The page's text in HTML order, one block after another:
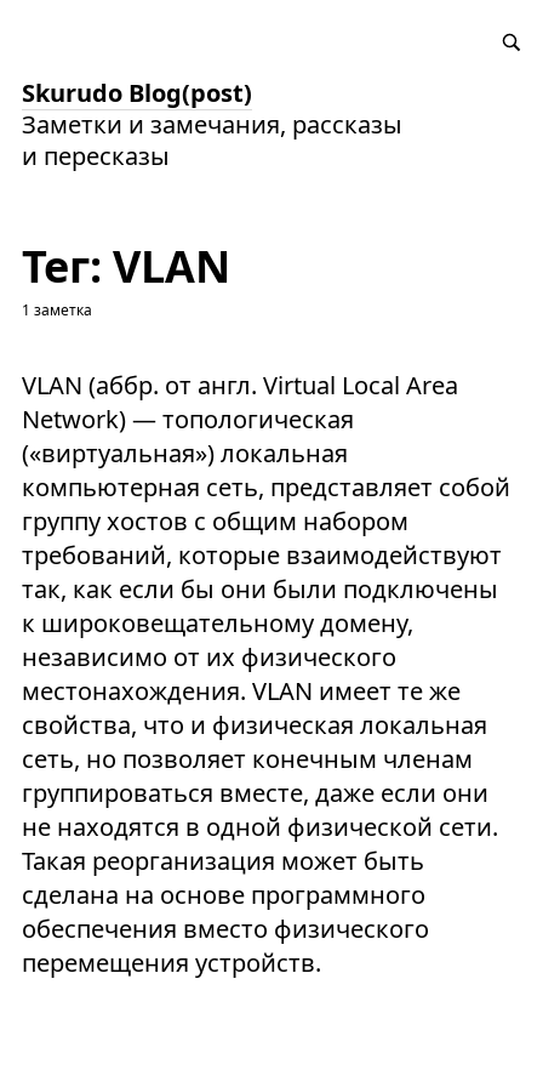
Skurudo Blog(post)
Заметки и замечания, рассказы
и пересказы
Тег: VLAN
1 заметка
VLAN (аббр. от англ. Virtual Local Area
Network) — топологическая
(«виртуальная») локальная
компьютерная сеть, представляет собой
группу хостов с общим набором
требований, которые взаимодействуют
так, как если бы они были подключены
к широковещательному домену,
независимо от их физического
местонахождения. VLAN имеет те же
свойства, что и физическая локальная
сеть, но позволяет конечным членам
группироваться вместе, даже если они
не находятся в одной физической сети.
Такая реорганизация может быть
сделана на основе программного
обеспечения вместо физического
перемещения устройств.